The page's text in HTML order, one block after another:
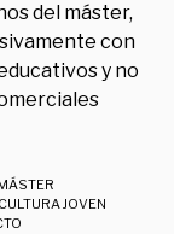
del máster,
con
y no
JOVEN